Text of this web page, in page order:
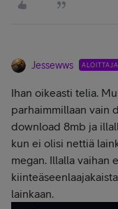
Jessewws ALOITTAJA
Ihan oikeasti telia.
parhaimmillaan vain
download 8mb ja
kun ei olisi nettiä
megan. Illalla vaihan
lainkaan.